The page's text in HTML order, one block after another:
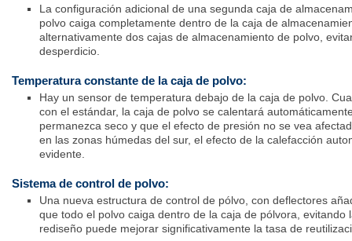
La configuración adicional de una segunda caja de
polvo caiga completamente dentro de la caja de
alternativamente dos cajas de almacenamiento de polvo,
desperdicio.
Temperatura constante de la caja de polvo:
Hay un sensor de temperatura debajo de la caja de polvo.
con el estándar, la caja de polvo se calentará
permanezca seco y que el efecto de presión no se vea
en las zonas húmedas del sur, el efecto de la calefacción
evidente.
Sistema de control de polvo:
Una nueva estructura de control de pólvo, con deflectores
que todo el polvo caiga dentro de la caja de pólvora, evitando
rediseño puede mejorar significativamente la tasa de